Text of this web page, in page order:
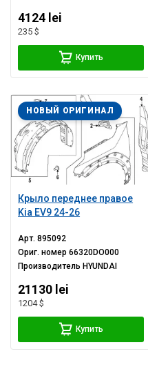
4124 lei
235 $
Купить
Крыло переднее правое
Kia EV9 24-26
НОВЫЙ ОРИГИНАЛ
Арт.895092
Ориг. номер66320DO000
ПроизводительHYUNDAI
21130 lei
1204 $
Купить